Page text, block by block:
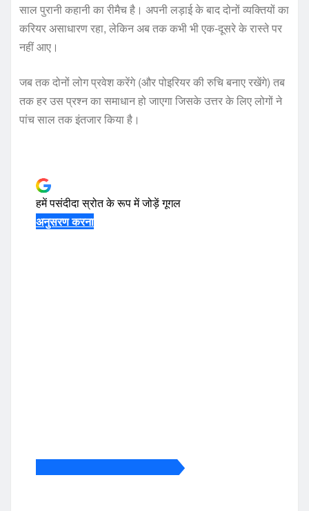
साल पुरानी कहानी का रीमैच है। अपनी लड़ाई के बाद दोनों व्यक्तियों का
करियर असाधारण रहा, लेकिन अब तक कभी भी एक-दूसरे के रास्ते पर
नहीं आए।
जब तक दोनों लोग प्रवेश करेंगे (और पोइरियर की रुचि बनाए रखेंगे) तब
तक हर उस प्रश्न का समाधान हो जाएगा जिसके उत्तर के लिए लोगों ने
पांच साल तक इंतजार किया है।
हमें पसंदीदा स्रोत के रूप में जोड़ेंगूगल
अनुसरण करना